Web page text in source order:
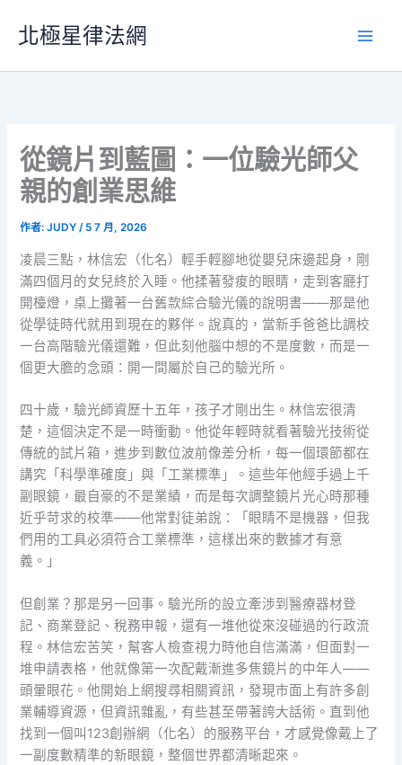
要
北極星律法網
從鏡片到藍圖：一位驗光師父
親的創業思維
作者:JUDY/ 5 7 月, 2026
凌晨三點，林信宏（化名）輕手輕腳地從嬰兒床邊起身，剛
滿四個月的女兒終於入睡。他揉著發痠的眼睛，走到客廳打
開檯燈，桌上攤著一台舊款綜合驗光儀的說明書——那是他
從學徒時代就用到現在的夥伴。說真的，當新手爸爸比調校
一台高階驗光儀還難，但此刻他腦中想的不是度數，而是一
個更大膽的念頭：開一間屬於自己的驗光所。
四十歲，驗光師資歷十五年，孩子才剛出生。林信宏很清
楚，這個決定不是一時衝動。他從年輕時就看著驗光技術從
傳統的試片箱，進步到數位波前像差分析，每一個環節都在
講究「科學準確度」與「工業標準」。這些年他經手過上千
副眼鏡，最自豪的不是業績，而是每次調整鏡片光心時那種
近乎苛求的校準——他常對徒弟說：「眼睛不是機器，但我
們用的工具必須符合工業標準，這樣出來的數據才有意
義。」
但創業？那是另一回事。驗光所的設立牽涉到醫療器材登
記、商業登記、稅務申報，還有一堆他從來沒碰過的行政流
程。林信宏苦笑，幫客人檢查視力時他自信滿滿，但面對一
堆申請表格，他就像第一次配戴漸進多焦鏡片的中年人——
頭暈眼花。他開始上網搜尋相關資訊，發現市面上有許多創
業輔導資源，但資訊雜亂，有些甚至帶著誇大話術。直到他
找到一個叫123創辦網（化名）的服務平台，才感覺像戴上了
一副度數精準的新眼鏡，整個世界都清晰起來。